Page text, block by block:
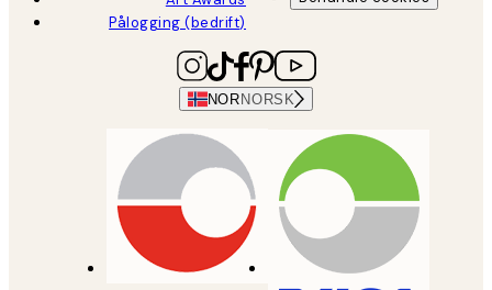
Pålogging (bedrift)
NOR NORSK